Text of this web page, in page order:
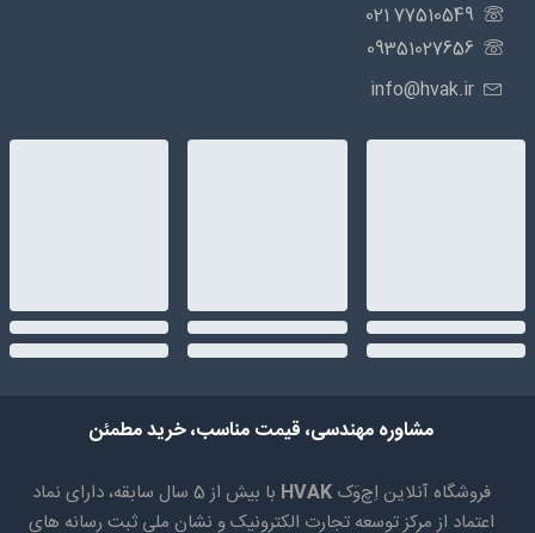
77510549 021
09351027656
info@hvak.ir
مشاوره مهندسی، قیمت مناسب، خرید مطمئن
فروشگاه آنلاین اِچ‌وَک HVAK
با بیش از 5 سال سابقه، دارای نماد
اعتماد از مرکز توسعه تجارت الکترونیک و نشان ملی ثبت رسانه های